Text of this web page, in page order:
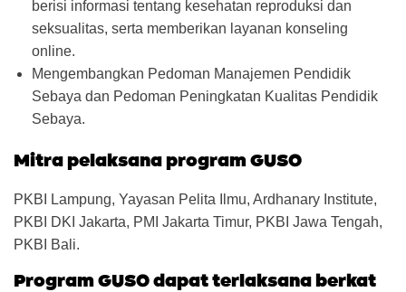
berisi informasi tentang kesehatan reproduksi dan
seksualitas, serta memberikan layanan konseling
online.
Mengembangkan Pedoman Manajemen Pendidik
Sebaya dan Pedoman Peningkatan Kualitas Pendidik
Sebaya.
Mitra pelaksana program GUSO
PKBI Lampung, Yayasan Pelita Ilmu, Ardhanary Institute,
PKBI DKI Jakarta, PMI Jakarta Timur, PKBI Jawa Tengah,
PKBI Bali.
Program GUSO dapat terlaksana berkat